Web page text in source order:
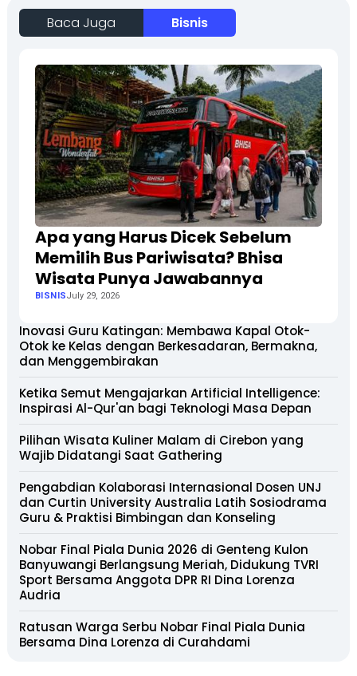
Baca Juga Bisnis
Apa yang Harus Dicek Sebelum
Memilih Bus Pariwisata? Bhisa
Wisata Punya Jawabannya
BISNISJuly 29, 2026
Inovasi Guru Katingan: Membawa Kapal Otok-
Otok ke Kelas dengan Berkesadaran, Bermakna,
dan Menggembirakan
Ketika Semut Mengajarkan Artificial Intelligence:
Inspirasi Al-Qur'an bagi Teknologi Masa Depan
Pilihan Wisata Kuliner Malam di Cirebon yang
Wajib Didatangi Saat Gathering
Pengabdian Kolaborasi Internasional Dosen UNJ
dan Curtin University Australia Latih Sosiodrama
Guru & Praktisi Bimbingan dan Konseling
Nobar Final Piala Dunia 2026 di Genteng Kulon
Banyuwangi Berlangsung Meriah, Didukung TVRI
Sport Bersama Anggota DPR RI Dina Lorenza
Audria
Ratusan Warga Serbu Nobar Final Piala Dunia
Bersama Dina Lorenza di Curahdami